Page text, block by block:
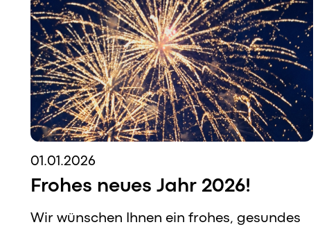
01.01.2026
Frohes neues Jahr 2026!
Wir wünschen Ihnen ein frohes, gesundes